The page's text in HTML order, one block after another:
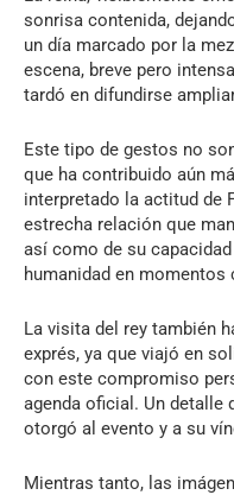
sonrisa contenida,
un día marcado por la
escena, breve pero
tardó en difundirse
Este tipo de gestos no
que ha contribuido aún
interpretado la actitud de
estrecha relación que
así como de su
humanidad en momentos
La visita del rey también
exprés, ya que viajó en
con este compromiso
agenda oficial. Un detalle
otorgó al evento y a su
Mientras tanto, las